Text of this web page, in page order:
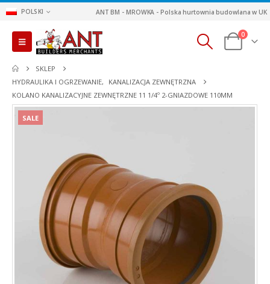
POLSKI ANT BM - MROWKA - Polska hurtownia budowlana w UK
0
SKLEP
HYDRAULIKA I OGRZEWANIE,
KANALIZACJA ZEWNĘTRZNA
KOLANO KANALIZACYJNE ZEWNĘTRZNE 11 1/4º 2-GNIAZDOWE 110MM
SALE